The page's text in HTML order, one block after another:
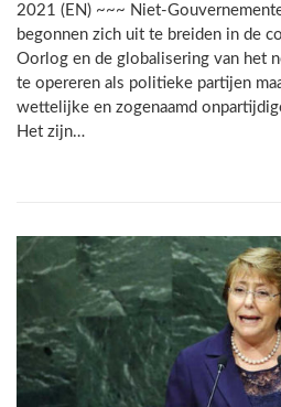
2021 (EN) ~~~ Niet-
begonnen zich uit te breiden in de
Oorlog en de globalisering van het
te opereren als politieke partijen
wettelijke en zogenaamd
Het zijn…